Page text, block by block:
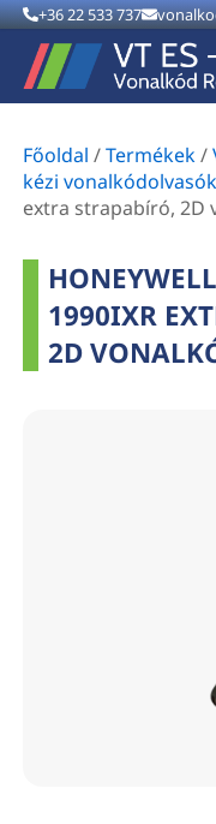
+36 22 533 737
Főoldal /Termékek/
kézi vonalkódolvasók
extra strapabíró, 2D
1990IXR
2D